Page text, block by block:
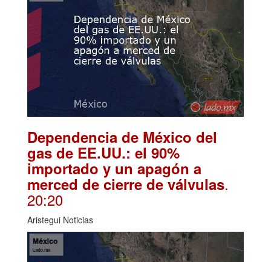
Dependencia de México del
gas de EE.UU.: el 90%
importado y un apagón a
merced de cierre de válvulas.
20:20
Aristegui Noticias